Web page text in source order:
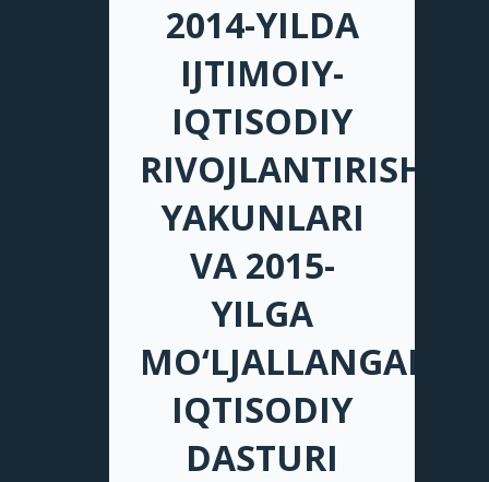
2014-YILDA
IJTIMOIY-
IQTISODIY
RIVOJLANTIRISH
YAKUNLARI
VA 2015-
YILGA
MO‘LJALLANGAN
IQTISODIY
DASTURI